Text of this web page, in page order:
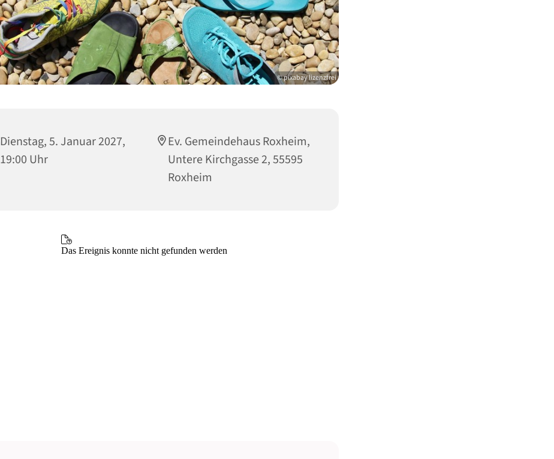
© pixabay lizenzfrei
Dienstag, 5. Januar 2027,
19:00 Uhr
Ev. Gemeindehaus Roxheim,
Untere Kirchgasse 2, 55595
Roxheim